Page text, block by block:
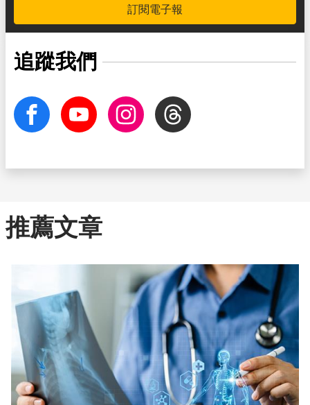
訂閱電子報
追蹤我們
facebook Youtube InstagramThreads
推薦文章